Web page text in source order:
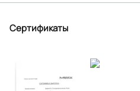
Сертификаты